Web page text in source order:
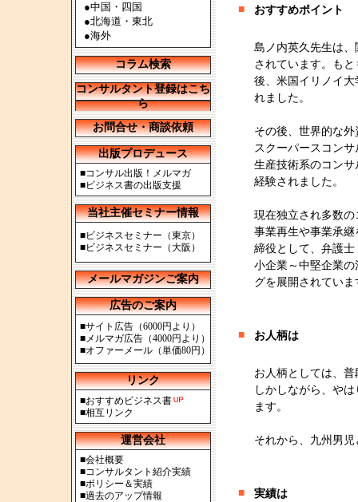
●中国・四国
●北海道・東北
●海外
コラム検索
コンサルタント登録はこち
ら
お問合せ・商談依頼
出版プロデュース
■コンサル出版！メルマガ
■ビジネス書の出版支援
当社主催セミナー情報
■ビジネスセミナー（東京）
■ビジネスセミナー（大阪）
メールマガジンご案内
広告のご案内
■サイト広告（6000円より）
■メルマガ広告（4000円より）
■オファーメール（単価80円）
リンク
■おすすめビジネス書
■相互リンク
運営会社
■会社概要
■コンサルタント紹介実績
■ポリシー＆実績
■過去のアップ情報
■ おすすめポイント
島ノ内英久先生は
されています。も
後、米国イリノイ
れました。
その後、世界的な
スクーパースコン
生産技術系のコン
経験されました。
現在独立され多数
事業再生や事業承
締役として、弁護
小企業～中堅企業
グを展開されてい
■ お人柄は
お人柄としては、
しかしながら、や
ます。
それから、九州男
■ 実績は